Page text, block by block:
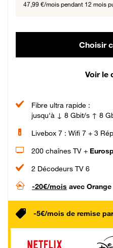
47,99 €/mois pendant 12 mois
Choisir
Voir le
Fibre ultra rapide :
jusqu'à ↓ 8 Gbit/s ↑ 8
Livebox 7 : Wifi 7 + 3
200 chaînes TV +
2 Décodeurs TV 6
-20€/mois avec
-5€/mois de remise